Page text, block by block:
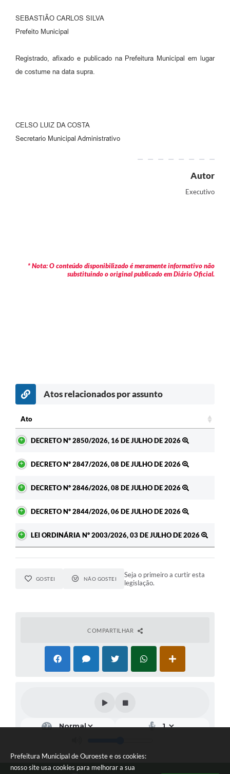
Prefeitura Municipal de Ouroeste e os cookies:
nosso site usa cookies para melhorar a sua
SEBASTIÃO CARLOS SILVA
Prefeito Municipal
Registrado, afixado e publicado na Prefeitura Municipal em lugar
de costume na data supra.
CELSO LUIZ DA COSTA
Secretario Municipal Administrativo
Autor
Executivo
* Nota: O conteúdo disponibilizado é meramente informativo não
substituindo o original publicado em Diário Oficial.
Atos relacionados por assunto
Ato
DECRETO Nº 2850/2026, 16 DE JULHO DE 2026
DECRETO Nº 2847/2026, 08 DE JULHO DE 2026
DECRETO Nº 2846/2026, 08 DE JULHO DE 2026
DECRETO Nº 2844/2026, 06 DE JULHO DE 2026
LEI ORDINÁRIA Nº 2003/2026, 03 DE JULHO DE 2026
GOSTEI NÃO GOSTEI
Seja o primeiro a curtir esta
legislação.
COMPARTILHAR